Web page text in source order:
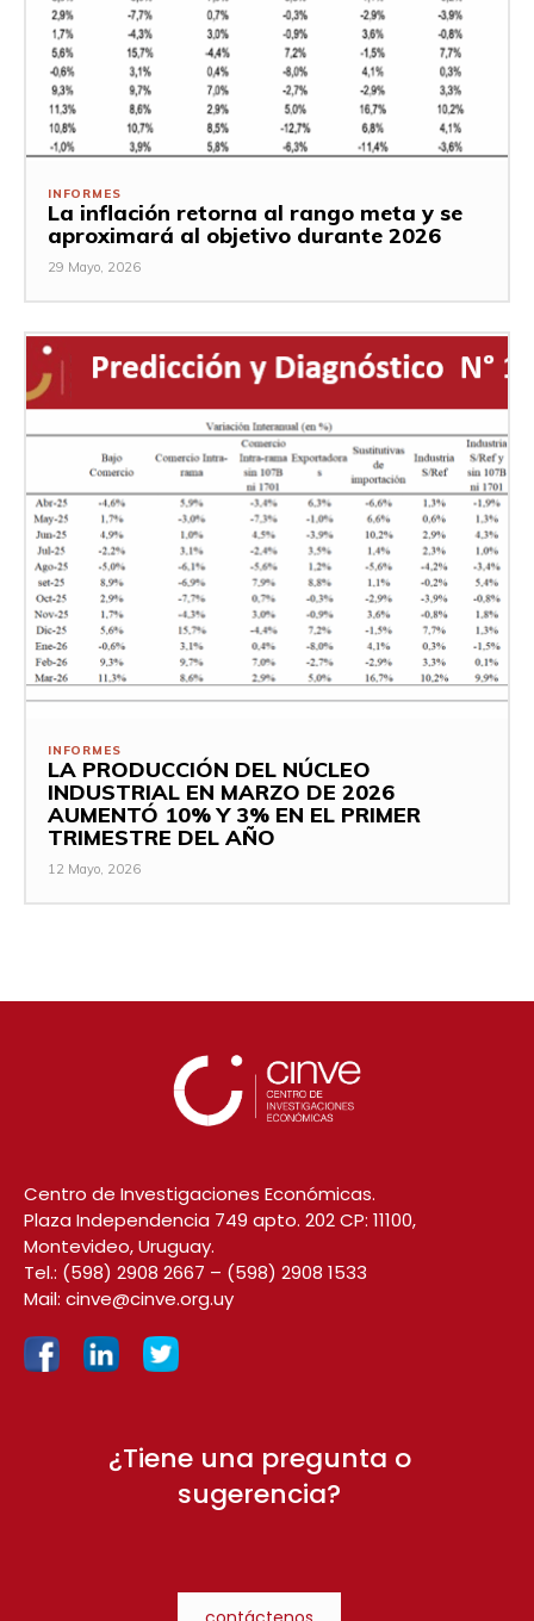
INFORMES
La inflación retorna al rango meta y se
aproximará al objetivo durante 2026
29 Mayo, 2026
INFORMES
LA PRODUCCIÓN DEL NÚCLEO
INDUSTRIAL EN MARZO DE 2026
AUMENTÓ 10% Y 3% EN EL PRIMER
TRIMESTRE DEL AÑO
12 Mayo, 2026
Centro de Investigaciones Económicas.
Plaza Independencia 749 apto. 202 CP: 11100,
Montevideo, Uruguay.
Tel.: (598) 2908 2667 – (598) 2908 1533
Mail: cinve@cinve.org.uy
¿Tiene una pregunta o
sugerencia?